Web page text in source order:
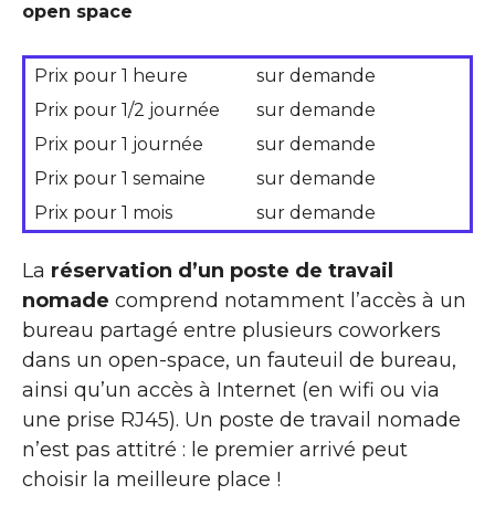
open space
Prix pour 1 heure
sur demande
Prix pour 1/2 journée
sur demande
Prix pour 1 journée
sur demande
Prix pour 1 semaine
sur demande
Prix pour 1 mois
sur demande
La réservation d’un poste de travail
nomade comprend notamment l’accès à un
bureau partagé entre plusieurs coworkers
dans un open-space, un fauteuil de bureau,
ainsi qu’un accès à Internet (en wifi ou via
une prise RJ45). Un poste de travail nomade
n’est pas attitré : le premier arrivé peut
choisir la meilleure place !